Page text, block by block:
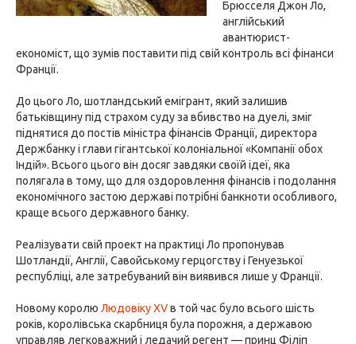
Брюсселя Джон Ло,
англійський
авантюрист-
економіст, що зумів поставити під свій контроль всі фінанси
Франції.
До цього Ло, шотландський емігрант, який залишив
батьківщину під страхом суду за вбивство на дуелі, зміг
піднятися до постів міністра фінансів Франції, директора
Держбанку і глави гігантської колоніальної «Компанії обох
Індій». Всього цього він досяг завдяки своїй ідеї, яка
полягала в тому, що для оздоровлення фінансів і подолання
економічного застою державі потрібні банкноти особливого,
краще всього державного банку.
Реалізувати свій проект на практиці Ло пропонував
Шотландії, Англії, Савойському герцогству і Генуезької
республіці, але затребуваний він виявився лише у Франції.
Новому королю Людовіку XVв той час було всього шість
років, королівська скарбниця була порожня, а державою
управляв легковажний і ледачий регент — принц Філіп